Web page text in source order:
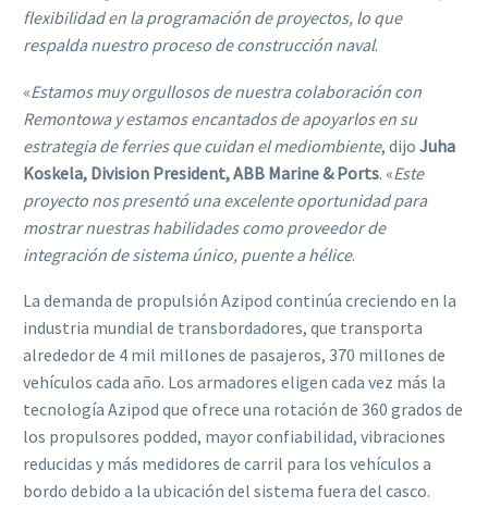
flexibilidad en la programación de proyectos, lo que
respalda nuestro proceso de construcción naval.
«Estamos muy orgullosos de nuestra colaboración con
Remontowa y estamos encantados de apoyarlos en su
estrategia de ferries que cuidan el mediombiente, dijo Juha
Koskela, Division President, ABB Marine & Ports. «Este
proyecto nos presentó una excelente oportunidad para
mostrar nuestras habilidades como proveedor de
integración de sistema único, puente a hélice.
La demanda de propulsión Azipod continúa creciendo en la
industria mundial de transbordadores, que transporta
alrededor de 4 mil millones de pasajeros, 370 millones de
vehículos cada año. Los armadores eligen cada vez más la
tecnología Azipod que ofrece una rotación de 360 grados de
los propulsores podded, mayor confiabilidad, vibraciones
reducidas y más medidores de carril para los vehículos a
bordo debido a la ubicación del sistema fuera del casco.